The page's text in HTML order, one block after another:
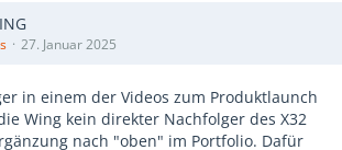
27. Januar 2025
in einem der Videos zum Produktlaunch
Wing kein direkter Nachfolger des X32
nach "oben" im Portfolio. Dafür